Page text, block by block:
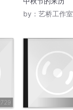
by： 艺桥工作室